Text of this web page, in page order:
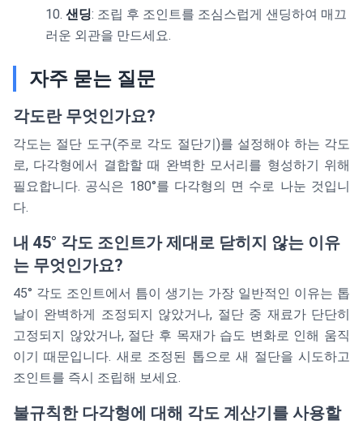
샌딩: 조립 후 조인트를 조심스럽게 샌딩하여 매끄
러운 외관을 만드세요.
자주 묻는 질문
각도란 무엇인가요?
각도는 절단 도구(주로 각도 절단기)를 설정해야 하는 각도
로, 다각형에서 결합할 때 완벽한 모서리를 형성하기 위해
필요합니다. 공식은 180°를 다각형의 면 수로 나눈 것입니
다.
내 45° 각도 조인트가 제대로 닫히지 않는 이유
는 무엇인가요?
45° 각도 조인트에서 틈이 생기는 가장 일반적인 이유는 톱
날이 완벽하게 조정되지 않았거나, 절단 중 재료가 단단히
고정되지 않았거나, 절단 후 목재가 습도 변화로 인해 움직
이기 때문입니다. 새로 조정된 톱으로 새 절단을 시도하고
조인트를 즉시 조립해 보세요.
불규칙한 다각형에 대해 각도 계산기를 사용할